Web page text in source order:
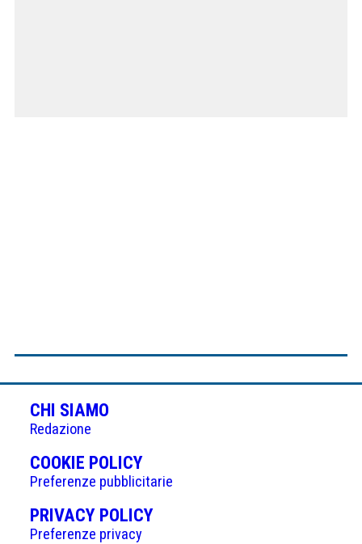
CHI SIAMO
Redazione
COOKIE POLICY(APRE
IN
UNA
NUOVA
Preferenze pubblicitarie
PRIVACY POLICY(APRE
Preferenze privacy